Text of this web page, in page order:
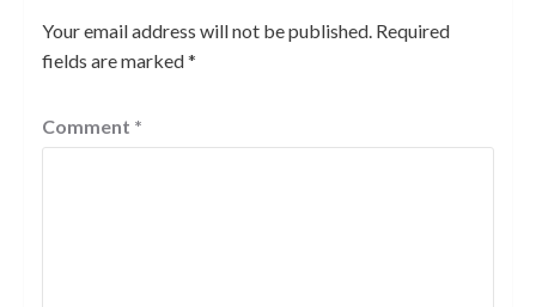
Your email address will not be published. Required
fields are marked*
Comment *